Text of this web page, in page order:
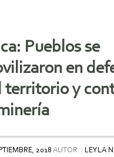
Pueblos se
en
territorio y
2018 AUTOR:
LEYLA